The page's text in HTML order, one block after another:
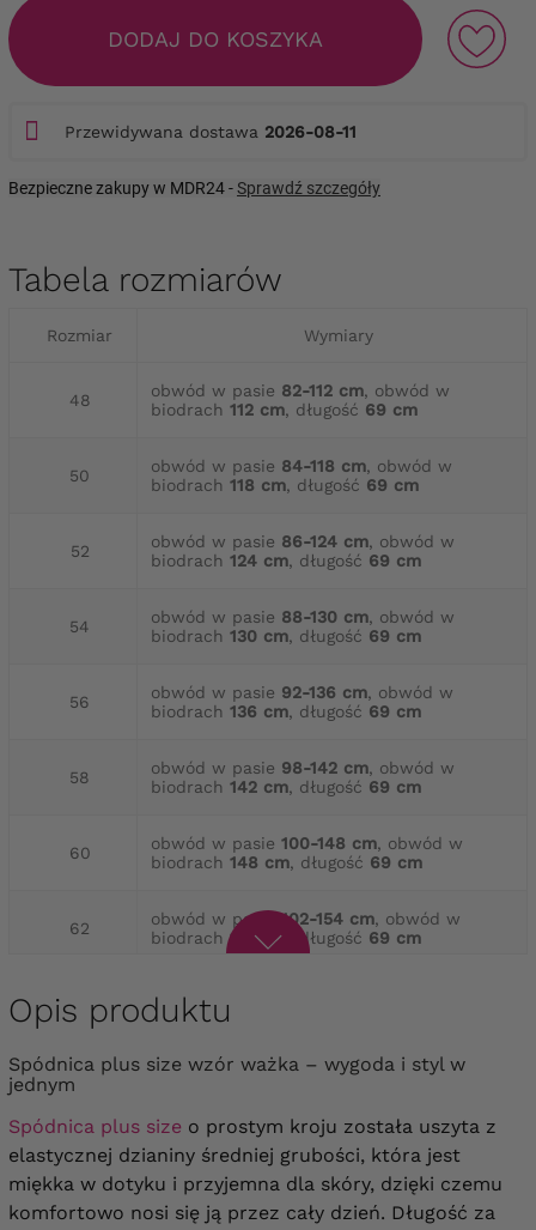
DODAJ DO KOSZYKA
Przewidywana dostawa 2026-08-11
Bezpieczne zakupy w MDR24 -Sprawdź szczegóły
Tabela rozmiarów
Rozmiar Wymiary
48 obwód w pasie 82-112 cm, obwód w
biodrach 112 cm, długość 69 cm
50 obwód w pasie 84-118 cm, obwód w
biodrach 118 cm, długość 69 cm
52 obwód w pasie 86-124 cm, obwód w
biodrach 124 cm, długość 69 cm
54 obwód w pasie 88-130 cm, obwód w
biodrach 130 cm, długość 69 cm
56 obwód w pasie 92-136 cm, obwód w
biodrach 136 cm, długość 69 cm
58 obwód w pasie 98-142 cm, obwód w
biodrach 142 cm, długość 69 cm
60 obwód w pasie 100-148 cm, obwód w
biodrach 148 cm, długość 69 cm
62 obwód w pasie 102-154 cm, obwód w
biodrach 154 cm , długość 69 cm
64 obwód w pasie
biodrach
Opis produktu
Spódnica plus size wzór ważka – wygoda i styl w
jednym
Spódnica plus size o prostym kroju została uszyta z
elastycznej dzianiny średniej grubości, która jest
miękka w dotyku i przyjemna dla skóry, dzięki czemu
komfortowo nosi się ją przez cały dzień. Długość za